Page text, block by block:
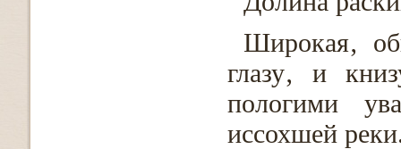
Широкая‚
глазу‚ и
пологими
иссохшей